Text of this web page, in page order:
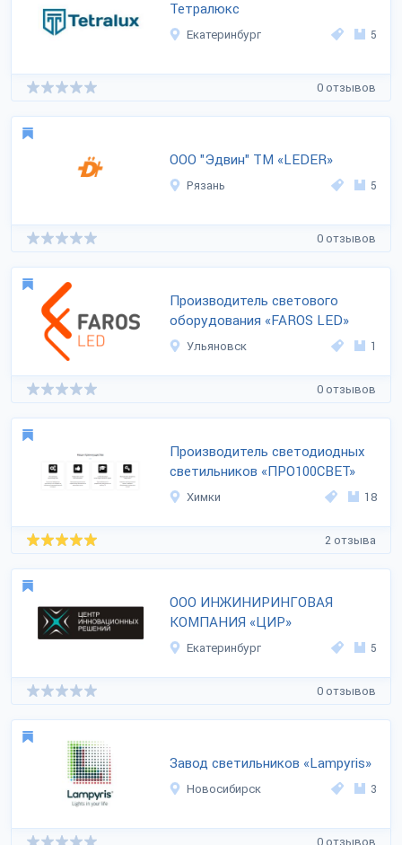
Тетралюкс
Екатеринбург 5
0 отзывов
ООО "Эдвин" ТМ «LEDER»
Рязань 5
0 отзывов
Производитель светового
оборудования «FAROS LED»
Ульяновск 1
0 отзывов
Производитель светодиодных
светильников «ПРО100СВЕТ»
Химки 18
2 отзыва
ООО ИНЖИНИРИНГОВАЯ
КОМПАНИЯ «ЦИР»
Екатеринбург 5
0 отзывов
Завод светильников «Lampyris»
Новосибирск 3
0 отзывов